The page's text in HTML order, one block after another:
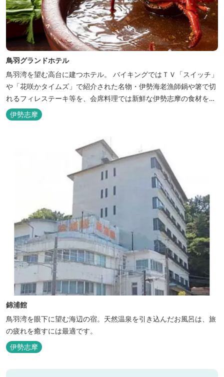
鳥羽グランドホテル
鳥羽湾を望む高台に建つホテル。 バイキングではＴＶ「スイッチ」
や「花咲かタイムズ」で紹介された名物・伊勢海老漁師鍋や箸で切
れるフィレステーキ等を、会席料理では新鮮な伊勢志摩の食材をお
楽しみいただけます。
伊勢志摩
錦浦館
鳥羽湾を眼下に望む海辺の宿。天然温泉を引き込んだお風呂は、旅
の疲れを癒すには最適です。
伊勢志摩